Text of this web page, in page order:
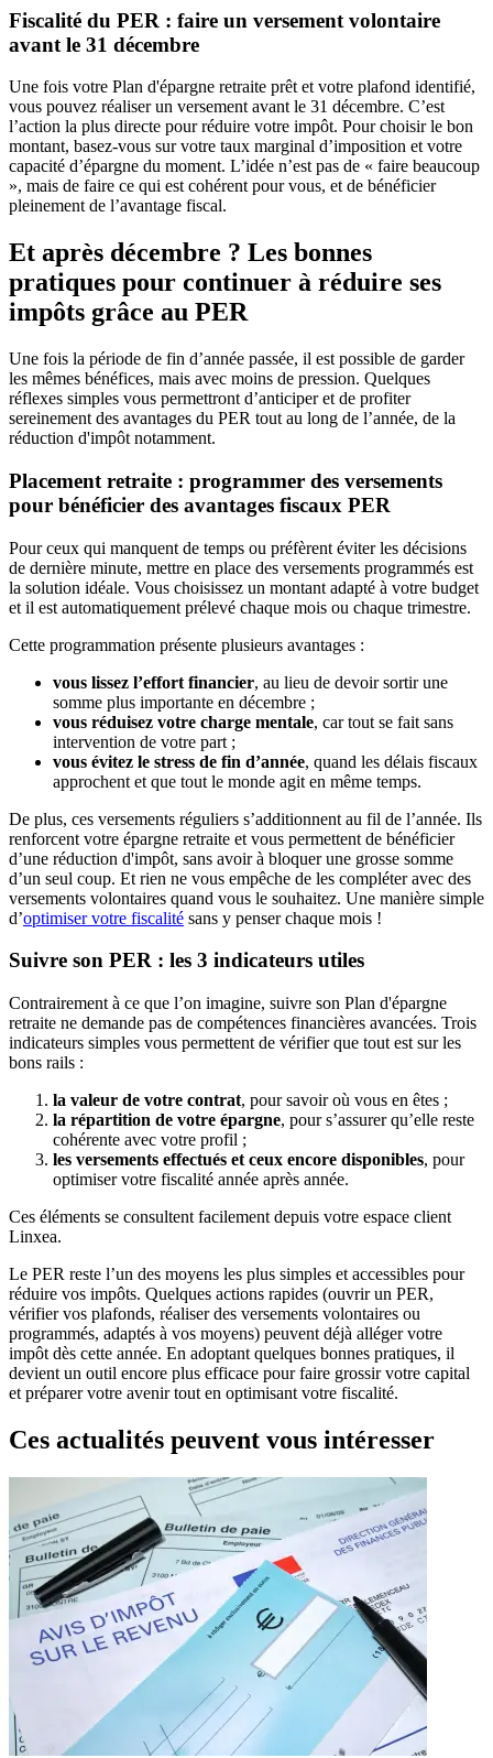
Fiscalité du PER : faire un versement volontaire
avant le 31 décembre
Une fois votre Plan d'épargne retraite prêt et votre plafond identifié,
vous pouvez réaliser un versement avant le 31 décembre. C’est
l’action la plus directe pour réduire votre impôt. Pour choisir le bon
montant, basez-vous sur votre taux marginal d’imposition et votre
capacité d’épargne du moment. L’idée n’est pas de « faire beaucoup
», mais de faire ce qui est cohérent pour vous, et de bénéficier
pleinement de l’avantage fiscal.
Et après décembre ? Les bonnes
pratiques pour continuer à réduire ses
impôts grâce au PER
Une fois la période de fin d’année passée, il est possible de garder
les mêmes bénéfices, mais avec moins de pression. Quelques
réflexes simples vous permettront d’anticiper et de profiter
sereinement des avantages du PER tout au long de l’année, de la
réduction d'impôt notamment.
Placement retraite : programmer des versements
pour bénéficier des avantages fiscaux PER
Pour ceux qui manquent de temps ou préfèrent éviter les décisions
de dernière minute, mettre en place des versements programmés est
la solution idéale. Vous choisissez un montant adapté à votre budget
et il est automatiquement prélevé chaque mois ou chaque trimestre.
Cette programmation présente plusieurs avantages :
vous lissez l’effort financier, au lieu de devoir sortir une
somme plus importante en décembre ;
vous réduisez votre charge mentale, car tout se fait sans
intervention de votre part ;
vous évitez le stress de fin d’année, quand les délais fiscaux
approchent et que tout le monde agit en même temps.
De plus, ces versements réguliers s’additionnent au fil de l’année. Ils
renforcent votre épargne retraite et vous permettent de bénéficier
d’une réduction d'impôt, sans avoir à bloquer une grosse somme
d’un seul coup. Et rien ne vous empêche de les compléter avec des
versements volontaires quand vous le souhaitez. Une manière simple
d’optimiser votre fiscalité sans y penser chaque mois !
Suivre son PER : les 3 indicateurs utiles
Contrairement à ce que l’on imagine, suivre son Plan d'épargne
retraite ne demande pas de compétences financières avancées. Trois
indicateurs simples vous permettent de vérifier que tout est sur les
bons rails :
la valeur de votre contrat, pour savoir où vous en êtes ;
la répartition de votre épargne, pour s’assurer qu’elle reste
cohérente avec votre profil ;
les versements effectués et ceux encore disponibles, pour
optimiser votre fiscalité année après année.
Ces éléments se consultent facilement depuis votre espace client
Linxea.
Le PER reste l’un des moyens les plus simples et accessibles pour
réduire vos impôts. Quelques actions rapides (ouvrir un PER,
vérifier vos plafonds, réaliser des versements volontaires ou
programmés, adaptés à vos moyens) peuvent déjà alléger votre
impôt dès cette année. En adoptant quelques bonnes pratiques, il
devient un outil encore plus efficace pour faire grossir votre capital
et préparer votre avenir tout en optimisant votre fiscalité.
Ces actualités peuvent vous intéresser